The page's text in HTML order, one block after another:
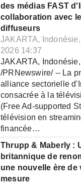
des médias FAST
collaboration avec
diffuseurs
JAKARTA,
2026 14:37
JAKARTA,
/PRNewswire/ -- La
alliance sectorielle
consacrée à la
(Free Ad-supported
télévision en
financée…
Thrupp & Maberly :
britannique de
une nouvelle ère de
mesure